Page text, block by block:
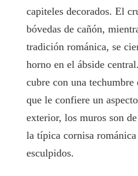
capiteles decorados. El
bóvedas de cañón,
tradición románica, se
horno en el ábside
cubre con una techumbre
que le confiere un
exterior, los muros son
la típica cornisa
esculpidos.